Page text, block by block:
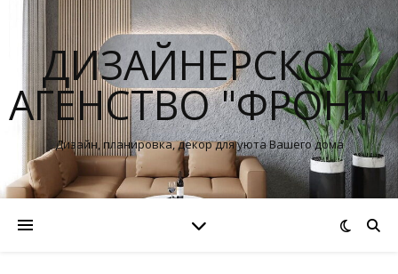
ДИЗАЙНЕРСКОЕ
АГЕНСТВО "ФРОНТ"
Дизайн, планировка, декор для уюта Вашего дома